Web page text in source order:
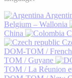
Belgium – Wallonia
China
DOM-TOM / French
TOM / Guyane
TOM / La Réunion